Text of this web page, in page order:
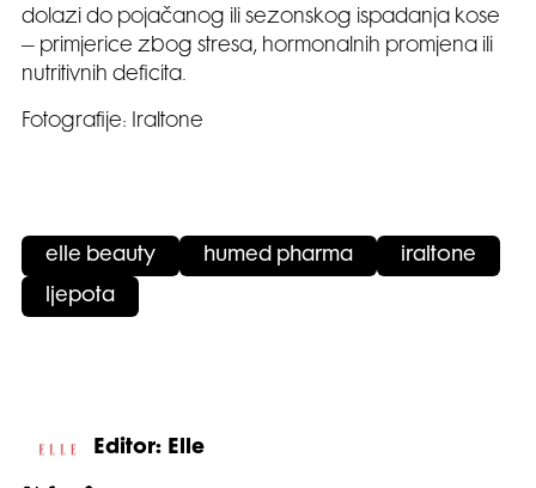
dolazi do pojačanog ili sezonskog ispadanja kose
– primjerice zbog stresa, hormonalnih promjena ili
nutritivnih deficita.
Fotografije: Iraltone
elle beauty humed pharma iraltone
ljepota
Editor: Elle